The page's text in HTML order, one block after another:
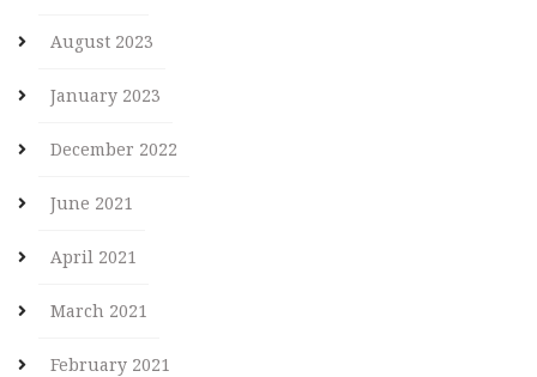
August 2023
January 2023
December 2022
June 2021
April 2021
March 2021
February 2021